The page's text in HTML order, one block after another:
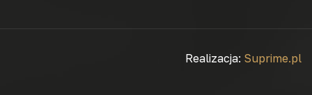
Realizacja: Suprime.pl